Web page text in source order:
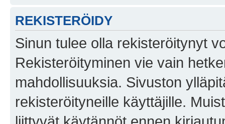
REKISTERÖIDY
Sinun tulee olla rekisteröitynyt
Rekisteröityminen vie vain
mahdollisuuksia. Sivuston
rekisteröityneille käyttäjille.